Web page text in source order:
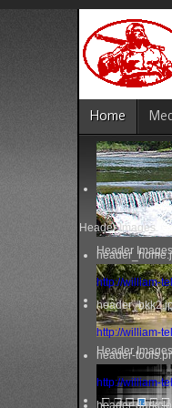
Home
Header
Header
Header Images
http://william-
http://william-
header-
http://william-
header-